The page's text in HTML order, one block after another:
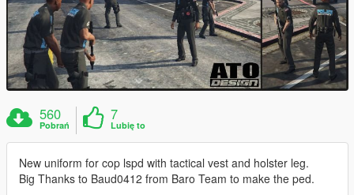
560
Pobrań
7
Lubię to
New uniform for cop lspd with tactical vest and holster leg.
Big Thanks to Baud0412 from Baro Team to make the ped.